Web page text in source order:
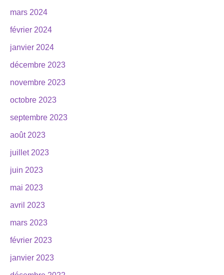
mars 2024
février 2024
janvier 2024
décembre 2023
novembre 2023
octobre 2023
septembre 2023
août 2023
juillet 2023
juin 2023
mai 2023
avril 2023
mars 2023
février 2023
janvier 2023